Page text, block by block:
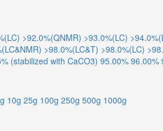
>92.0%(QNMR) >93.0%(LC)
>98.0%(LC&T) >98.0%(LC)
(stabilized with CaCO3) 95.00% 96.00%
10g 25g 100g 250g 500g 1000g